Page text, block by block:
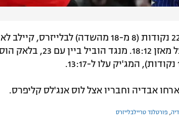
אבדיה וחבריו אצל לוס אנג'לס קליפרס.
פורטלנד טריילבלייזרס